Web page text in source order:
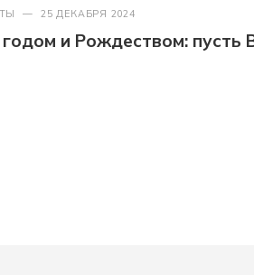
— 25 ДЕКАБРЯ 2024
и Рождеством: пусть